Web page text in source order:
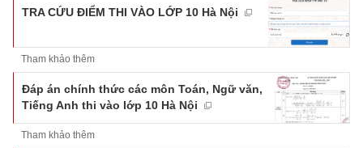
TRA CỨU ĐIỂM THI VÀO LỚP 10 Hà Nội
Tham khảo thêm
Đáp án chính thức các môn Toán, Ngữ văn,
Tiếng Anh thi vào lớp 10 Hà Nội
Tham khảo thêm